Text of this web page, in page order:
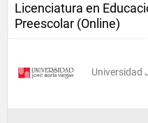
Licenciatura en
Preescolar (Online)
Universidad